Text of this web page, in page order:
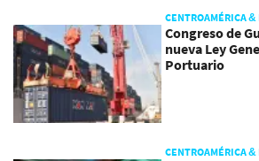
CENTROAMÉRICA
Congreso de
nueva Ley
Portuario
CENTROAMÉRICA